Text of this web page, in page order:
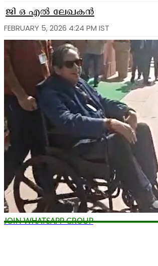
ജി ഒ എൽ ലേഖകൻ
FEBRUARY 5, 2026 4:24 PM IST
JOIN WHATSAPP GROUP